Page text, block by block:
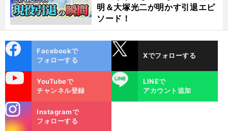
明＆大塚光二が明かす引退エピ
ソード！
ok
Facebookで
フォローする
Xでフォローする
YouTubeで
チャンネル登録
LINE
LINEで
アカウント追加
m
Instagramで
フォローする